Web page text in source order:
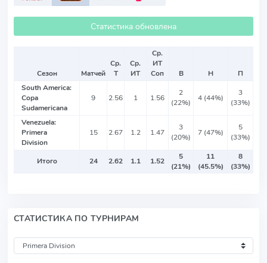
Статистика обновлена
Сезон Матчей
Ср.
Т
Ср.
ИТ
Ср.
ИТ
Соп
В Н
П
South America:
Copa
Sudamericana
9 2.56 1 1.56
2
(22%)
4 (44%)
3
(33%)
Venezuela:
Primera
Division
15 2.67 1.2 1.47
3
(20%)
7 (47%)
5
(33%)
Итого 24 2.62 1.1 1.52
5
(21%)
11
(45.5%)
8
(33%)
СТАТИСТИКА ПО ТУРНИРАМ